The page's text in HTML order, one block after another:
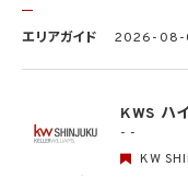
部の者による監査を実施
1）個人データの取扱いに関す
2）個人データについての秘
物理的安全管理措置
エリアガイド 2026-08-
KWS ハ
- -
KW